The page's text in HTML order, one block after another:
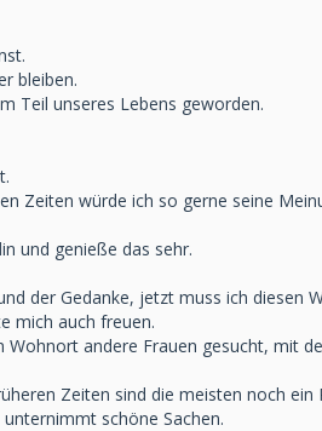
bleiben.
Teil unseres Lebens geworden.
Zeiten würde ich so gerne seine
und genieße das sehr.
der Gedanke, jetzt muss ich diesen
mich auch freuen.
andere Frauen gesucht, mit
Zeiten sind die meisten noch ein
schöne Sachen.